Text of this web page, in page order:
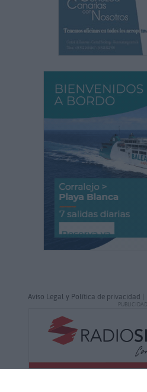
Aviso Legal y Política de privacidad |
PUBLICIDAD